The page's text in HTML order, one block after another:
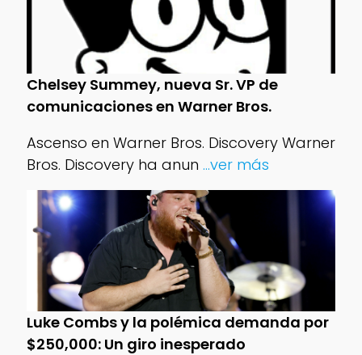
Chelsey Summey, nueva Sr. VP de
comunicaciones en Warner Bros.
Ascenso en Warner Bros. Discovery Warner
Bros. Discovery ha anun ...ver más
Luke Combs y la polémica demanda por
$250,000: Un giro inesperado